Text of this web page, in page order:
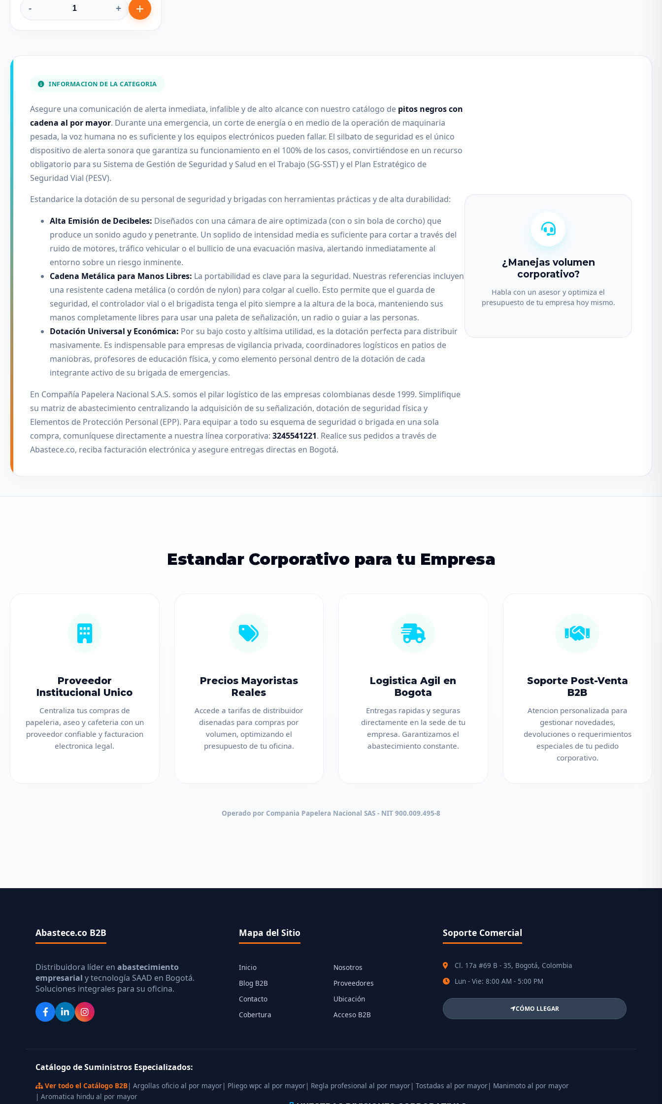
- +
INFORMACION DE LA CATEGORIA
Asegure una comunicación de alerta inmediata, infalible y de alto alcance con nuestro catálogo de pitos negros con
cadena al por mayor. Durante una emergencia, un corte de energía o en medio de la operación de maquinaria
pesada, la voz humana no es suficiente y los equipos electrónicos pueden fallar. El silbato de seguridad es el único
dispositivo de alerta sonora que garantiza su funcionamiento en el 100% de los casos, convirtiéndose en un recurso
obligatorio para su Sistema de Gestión de Seguridad y Salud en el Trabajo (SG-SST) y el Plan Estratégico de
Seguridad Vial (PESV).
Estandarice la dotación de su personal de seguridad y brigadas con herramientas prácticas y de alta durabilidad:
Alta Emisión de Decibeles: Diseñados con una cámara de aire optimizada (con o sin bola de corcho) que
produce un sonido agudo y penetrante. Un soplido de intensidad media es suficiente para cortar a través del
ruido de motores, tráfico vehicular o el bullicio de una evacuación masiva, alertando inmediatamente al
entorno sobre un riesgo inminente.
Cadena Metálica para Manos Libres: La portabilidad es clave para la seguridad. Nuestras referencias incluyen
una resistente cadena metálica (o cordón de nylon) para colgar al cuello. Esto permite que el guarda de
seguridad, el controlador vial o el brigadista tenga el pito siempre a la altura de la boca, manteniendo sus
manos completamente libres para usar una paleta de señalización, un radio o guiar a las personas.
Dotación Universal y Económica: Por su bajo costo y altísima utilidad, es la dotación perfecta para distribuir
masivamente. Es indispensable para empresas de vigilancia privada, coordinadores logísticos en patios de
maniobras, profesores de educación física, y como elemento personal dentro de la dotación de cada
integrante activo de su brigada de emergencias.
En Compañía Papelera Nacional S.A.S. somos el pilar logístico de las empresas colombianas desde 1999. Simplifique
su matriz de abastecimiento centralizando la adquisición de su señalización, dotación de seguridad física y
Elementos de Protección Personal (EPP). Para equipar a todo su esquema de seguridad o brigada en una sola
compra, comuníquese directamente a nuestra línea corporativa: 3245541221. Realice sus pedidos a través de
Abastece.co, reciba facturación electrónica y asegure entregas directas en Bogotá.
¿Manejas volumen
corporativo?
Habla con un asesor y optimiza el
presupuesto de tu empresa hoy mismo.
Estandar Corporativo para tu Empresa
Proveedor
Institucional Unico
Centraliza tus compras de
papeleria, aseo y cafeteria con un
proveedor confiable y facturacion
electronica legal.
Precios Mayoristas
Reales
Accede a tarifas de distribuidor
disenadas para compras por
volumen, optimizando el
presupuesto de tu oficina.
Logistica Agil en
Bogota
Entregas rapidas y seguras
directamente en la sede de tu
empresa. Garantizamos el
abastecimiento constante.
Soporte Post-Venta
B2B
Atencion personalizada para
gestionar novedades,
devoluciones o requerimientos
especiales de tu pedido
corporativo.
Operado por Compania Papelera Nacional SAS - NIT 900.009.495-8
Abastece.co B2B
Distribuidora líder en abastecimiento
empresarial y tecnología SAAD en Bogotá.
Soluciones integrales para su oficina.
Mapa del Sitio
Inicio
Nosotros
Blog B2B
Proveedores
Contacto
Ubicación
Cobertura
Acceso B2B
Soporte Comercial
Cl. 17a #69 B - 35, Bogotá, Colombia
Lun - Vie: 8:00 AM - 5:00 PM
CÓMO LLEGAR
Catálogo de Suministros Especializados:
Ver todo el Catálogo B2B| Argollas oficio al por mayor| Pliego wpc al por mayor| Regla profesional al por mayor| Tostadas al por mayor| Manimoto al por mayor
| Aromatica hindu al por mayor